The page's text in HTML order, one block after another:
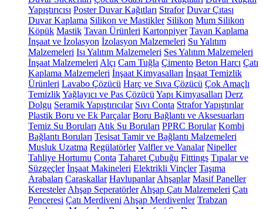
Yapıştırıcısı Poster Duvar Kağıtları Strafor Duvar Çıtası
Duvar Kaplama Silikon ve Mastikler Silikon Mum Silikon
Köpük Mastik Tavan Ürünleri Kartonpiyer Tavan Kaplama
İnşaat ve İzolasyon İzolasyon Malzemeleri Su Yalıtım
Malzemeleri Isı Yalıtım Malzemeleri Ses Yalıtım Malzemeleri
İnşaat Malzemeleri Alçı Cam Tuğla Çimento Beton Harcı Çatı
Kaplama Malzemeleri İnşaat Kimyasalları İnşaat Temizlik
Ürünleri Lavabo Çözücü Harç ve Sıva Çözücü Çok Amaçlı
TemizlikYağlayıcı ve Pas Çözücü Yapı Kimyasalları Derz
Dolgu Seramik Yapıştırıcılar Sıvı Conta Strafor Yapıştırılar
Plastik Boru ve Ek Parçalar Boru Bağlantı ve Aksesuarları
Temiz Su Boruları Atık Su Boruları PPRC Borular Kombi
Bağlantı Boruları Tesisat Tamir ve Bağlantı Malzemeleri
Musluk Uzatma Regülatörler Valfler ve Vanalar Nipeller
Tahliye Hortumu Conta Taharet Çubuğu Fittings Tıpalar ve
Süzgeçler İnşaat Makineleri Elektrikli Vinçler Taşıma
Arabaları Caraskallar Havlupanlar Ahşaplar Masif Paneller
Keresteler Ahşap Seperatörler Ahşap Çatı Malzemeleri Çatı
Penceresi Çatı Merdiveni Ahşap Merdivenler Trabzan